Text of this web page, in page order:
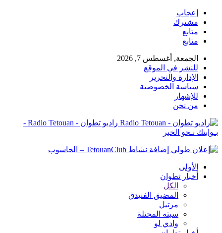
إعجاب
مشترك
متابع
متابع
الجمعة, أغسطس 7, 2026
للنشر في الموقع
الإدارة والتحرير
سياسة الخصوصية
للإشهار
من نحن
راديو تطوان - Radio Tetouan -
بـوابتك نـحو الخبر
الأولى
أخبار تطوان
الكل
المضيق الفنيدق
مرتيل
سبته المحتلة
وادي لو